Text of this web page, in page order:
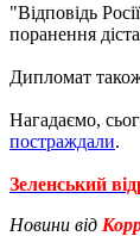
"Відповідь
поранення
Дипломат
Нагадаємо,
постраждали.
Зеленський
Новини від